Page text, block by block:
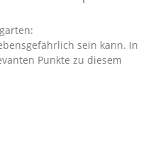
sein kann. In
Punkte zu diesem